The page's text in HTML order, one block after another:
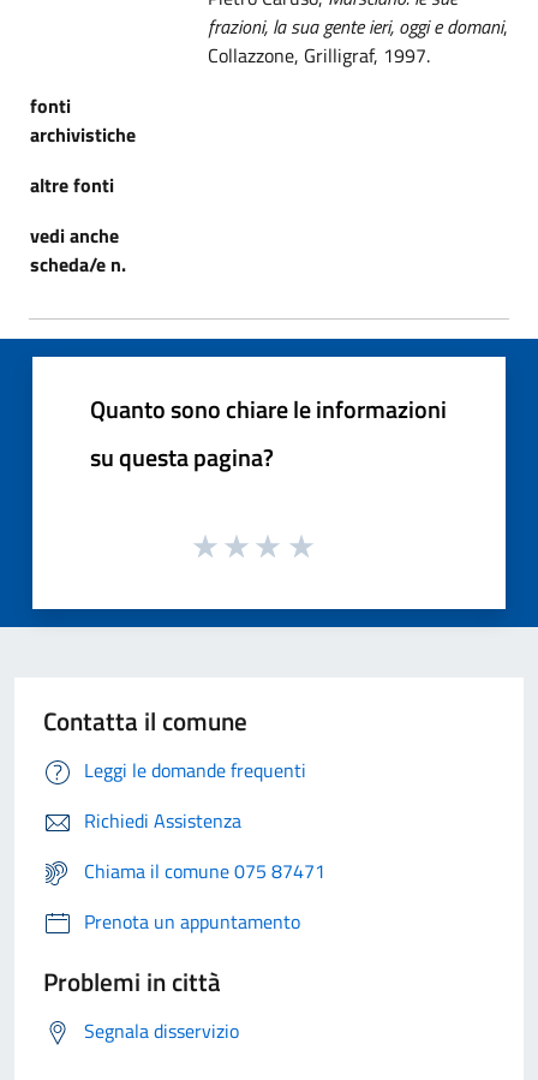
frazioni, la sua gente ieri, oggi e domani,
Collazzone, Grilligraf, 1997.
fonti
archivistiche
altre fonti
vedi anche
scheda/e n.
Quanto sono chiare le informazioni
su questa pagina?
Contatta il comune
Leggi le domande frequenti
Richiedi Assistenza
Chiama il comune 075 87471
Prenota un appuntamento
Problemi in città
Segnala disservizio